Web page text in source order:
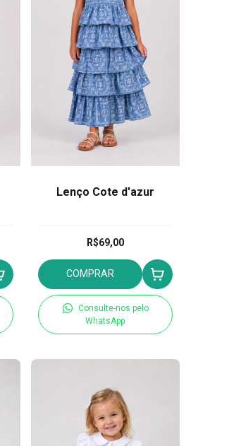
Lenço Cote d'azur
R$69,00
COMPRAR
Consulte-nos pelo
WhatsApp